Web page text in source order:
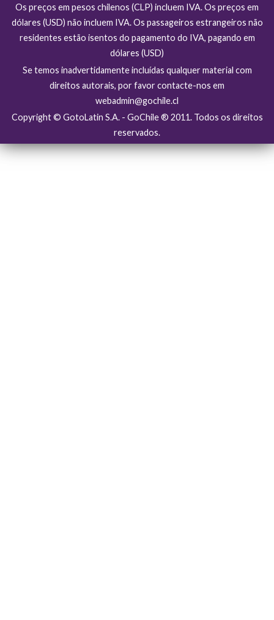
Os preços em pesos chilenos (CLP) incluem IVA. Os preços em
dólares (USD) não incluem IVA. Os passageiros estrangeiros não
residentes estão isentos do pagamento do IVA, pagando em
dólares (USD)
Se temos inadvertidamente incluídas qualquer material com
direitos autorais, por favor contacte-nos em
webadmin@gochile.cl
Copyright © GotoLatin S.A. - GoChile ® 2011. Todos os direitos
reservados.